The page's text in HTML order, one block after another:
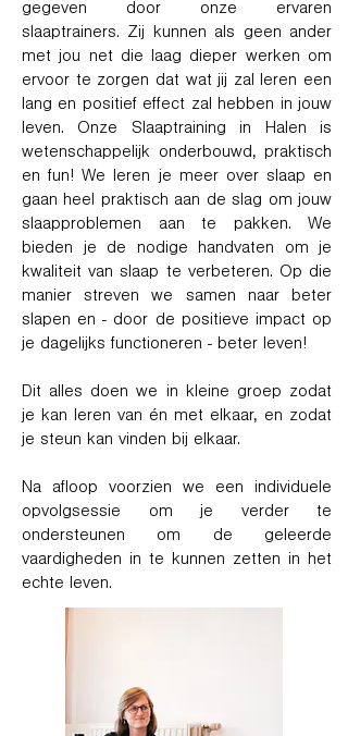
gegeven door onze ervaren
slaaptrainers. Zij kunnen als geen ander
met jou net die laag dieper werken om
ervoor te zorgen dat wat jij zal leren een
lang en positief effect zal hebben in jouw
leven. Onze Slaaptraining in Halen is
wetenschappelijk onderbouwd, praktisch
en fun! We leren je meer over slaap en
gaan heel praktisch aan de slag om jouw
slaapproblemen aan te pakken. We
bieden je de nodige handvaten om je
kwaliteit van slaap te verbeteren. Op die
manier streven we samen naar beter
slapen en - door de positieve impact op
je dagelijks functioneren - beter leven!
Dit alles doen we in kleine groep zodat
je kan leren van én met elkaar, en zodat
je steun kan vinden bij elkaar.
Na afloop voorzien we een individuele
opvolgsessie om je verder te
ondersteunen om de geleerde
vaardigheden in te kunnen zetten in het
echte leven.